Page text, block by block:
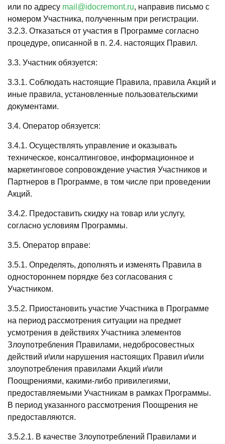
или по адресу mail@idocremont.ru, направив письмо с
номером Участника, полученным при регистрации.
3.2.3. Отказаться от участия в Программе согласно
процедуре, описанной в п. 2.4. настоящих Правил.
3.3. Участник обязуется:
3.3.1. Соблюдать настоящие Правила, правила Акций и
иные правила, установленные пользовательскими
документами.
3.4. Оператор обязуется:
3.4.1. Осуществлять управление и оказывать
техническое, консалтинговое, информационное и
маркетинговое сопровождение участия Участников и
Партнеров в Программе, в том числе при проведении
Акций.
3.4.2. Предоставить скидку на товар или услугу,
согласно условиям Программы.
3.5. Оператор вправе:
3.5.1. Определять, дополнять и изменять Правила в
одностороннем порядке без согласования с
Участником.
3.5.2. Приостановить участие Участника в Программе
на период рассмотрения ситуации на предмет
усмотрения в действиях Участника элементов
Злоупотребления Правилами, недобросовестных
действий и\или нарушения настоящих Правил и\или
злоупотребления правилами Акций и\или
Поощрениями, какими-либо привилегиями,
предоставляемыми Участникам в рамках Программы.
В период указанного рассмотрения Поощрения не
предоставляются.
3.5.2.1. В качестве Злоупотреблений Правилами и